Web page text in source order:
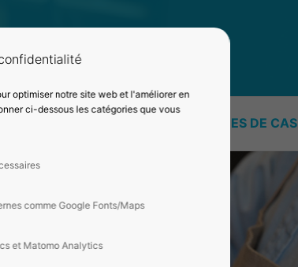
EKS Abbruch- und Erdbau GmbH
Steinweg 4, 56727 Mayen
Haben Sie irgendeine Frage?
info@yourdomain.com
ÉTUDES DE CAS
optimiser notre site web et l'améliorer en
ci-dessous les catégories que vous
comme Google Fonts/Maps
et Matomo Analytics